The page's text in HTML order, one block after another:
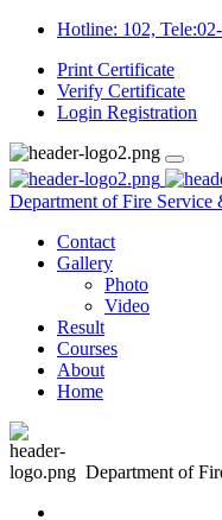
Hotline: 102,
Print Certificate
Verify Certificate
Login Registration
Department of Fire
Contact
Gallery
Photo
Video
Result
Courses
About
Home
Department of